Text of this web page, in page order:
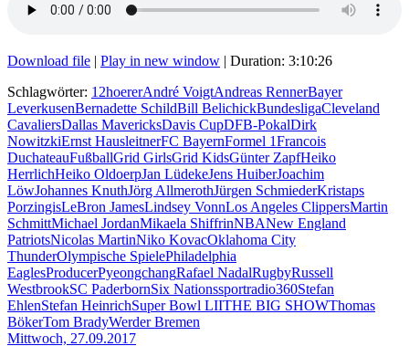
Download file | Play in new window | Duration: 3:10:26
Schlagwörter: 12hoererAndré VoigtAndreas RennerBayer
LeverkusenBernadette SchildBill BelichickBundesligaCleveland
CavaliersDallas MavericksDavis CupDFB-PokalDirk
NowitzkiErnst HausleitnerFC BayernFormel 1Francois
DuchateauFußballGrid GirlsGrid KidsGünter ZapfHeiko
HerrlichHeiko OldoerpJan LüdekeJens HuiberJoachim
LöwJohannes KnuthJörg AllmerothJürgen SchmiederKristaps
PorzingisLeBron JamesLindsey VonnLos Angeles ClippersMartin
SchmittMichael JordanMikaela ShiffrinNBANew England
PatriotsNicolas MartinNiko KovacOklahoma City
ThunderOlympische SpielePhiladelphia
EaglesProducerPyeongchangRafael NadalRugbyRussell
WestbrookSC PaderbornSix Nationssportradio360Stefan
EhlenStefan HeinrichSuper Bowl LIITHE BIG SHOWThomas
BökerTom BradyWerder Bremen
Mittwoch, 27.09.2017